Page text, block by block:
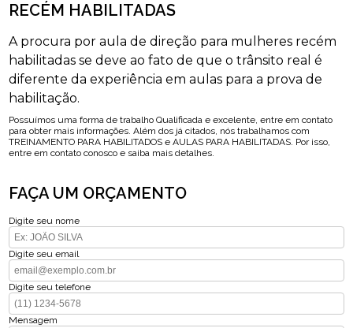
RECÉM HABILITADAS
A procura por aula de direção para mulheres recém
habilitadas se deve ao fato de que o trânsito real é
diferente da experiência em aulas para a prova de
habilitação.
Possuímos uma forma de trabalho Qualificada e excelente, entre em contato
para obter mais informações. Além dos já citados, nós trabalhamos com
TREINAMENTO PARA HABILITADOS e AULAS PARA HABILITADAS. Por isso,
entre em contato conosco e saiba mais detalhes.
FAÇA UM ORÇAMENTO
Digite seu nome
Digite seu email
Digite seu telefone
Mensagem